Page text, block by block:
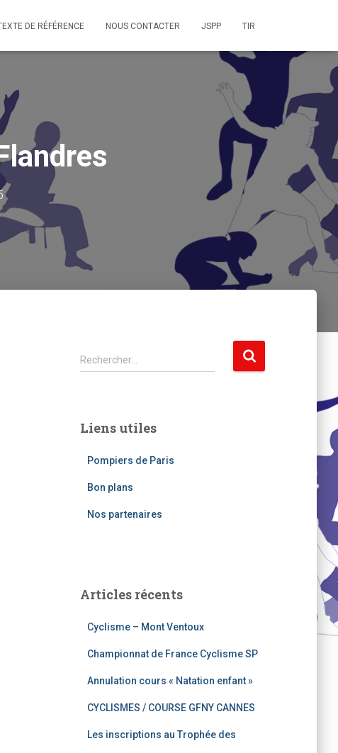
DE RÉFÉRENCE NOUS CONTACTER JSPP TIR
R
e
r
Rechercher…
Liens utiles
Pompiers de Paris
Bon plans
Nos partenaires
Articles récents
Cyclisme – Mont Ventoux
Championnat de France Cyclisme SP
Annulation cours « Natation enfant »
CYCLISMES / COURSE GFNY CANNES
Les inscriptions au Trophée des